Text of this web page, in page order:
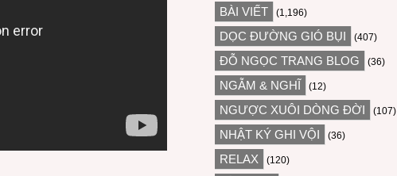
BÀI VIẾT (1,196)
DỌC ĐƯỜNG GIÓ BỤI (407)
ĐỖ NGỌC TRANG BLOG (36)
NGẪM & NGHĨ (12)
NGƯỢC XUÔI DÒNG ĐỜI (107)
NHẬT KÝ GHI VỘI (36)
RELAX (120)